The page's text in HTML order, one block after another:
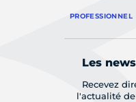
PROFESSIONNEL
Les
Recevez
l'actualité